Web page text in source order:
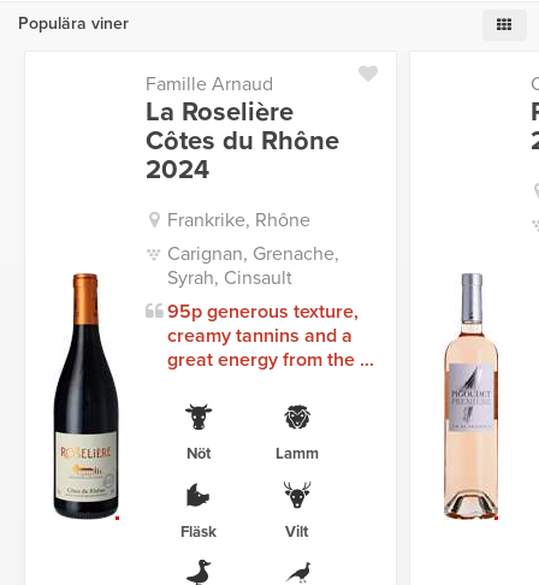
Populära viner
Famille Arnaud
La Roselière
Côtes du Rhône
2024
Frankrike, Rhône
Carignan, Grenache,
Syrah, Cinsault
95p generous texture,
creamy tannins and a
great energy from the ...
Nöt Lamm
Fläsk Vilt